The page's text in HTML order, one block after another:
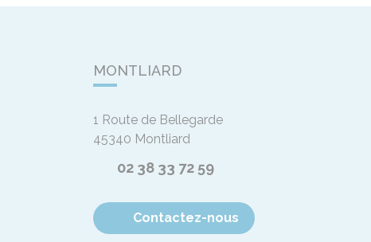
MONTLIARD
1 Route de Bellegarde
45340 Montliard
02 38 33 72 59
Contactez-nous